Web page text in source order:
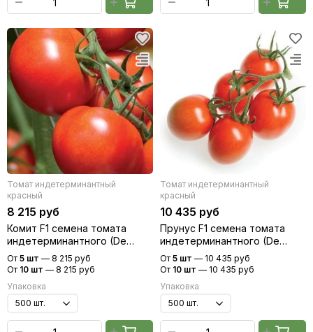
Томат индетерминантный
красный
8 215 руб
Комит F1 семена томата
индетерминантного (De
Ruiter Seeds / Де Ройтер
Сидс)
От 5 шт — 8 215 руб
От 10 шт — 8 215 руб
Упаковка
Томат индетерминантный
красный
10 435 руб
Прунус F1 семена томата
индетерминантного (De
Ruiter Seeds / Де Ройтер
Сидс)
От 5 шт — 10 435 руб
От 10 шт — 10 435 руб
Упаковка